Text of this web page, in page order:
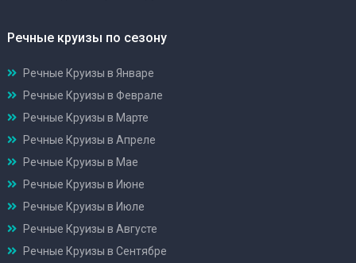
Речные круизы по сезону
Речные Круизы в Январе
Речные Круизы в Феврале
Речные Круизы в Марте
Речные Круизы в Апреле
Речные Круизы в Мае
Речные Круизы в Июне
Речные Круизы в Июле
Речные Круизы в Августе
Речные Круизы в Сентябре